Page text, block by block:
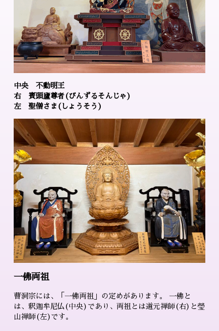
中央 不動明王
右 賓頭廬尊者(びんずるそんじゃ)
左 聖僧さま(しょうそう)
一佛両祖
曹洞宗には、「一佛両祖」の定めがあります。 一佛と
は、釈迦牟尼仏(中央)であり、両祖とは道元禅師(右)と瑩
山禅師(左)です。